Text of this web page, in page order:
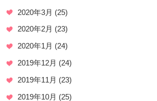
2020年3月 (25)
2020年2月 (23)
2020年1月 (24)
2019年12月 (24)
2019年11月 (23)
2019年10月 (25)